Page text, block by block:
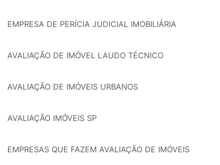
EMPRESA DE PERÍCIA JUDICIAL IMOBILIÁRIA
AVALIAÇÃO DE IMÓVEL LAUDO TÉCNICO
AVALIAÇÃO DE IMÓVEIS URBANOS
AVALIAÇÃO IMÓVEIS SP
EMPRESAS QUE FAZEM AVALIAÇÃO DE IMÓVEIS